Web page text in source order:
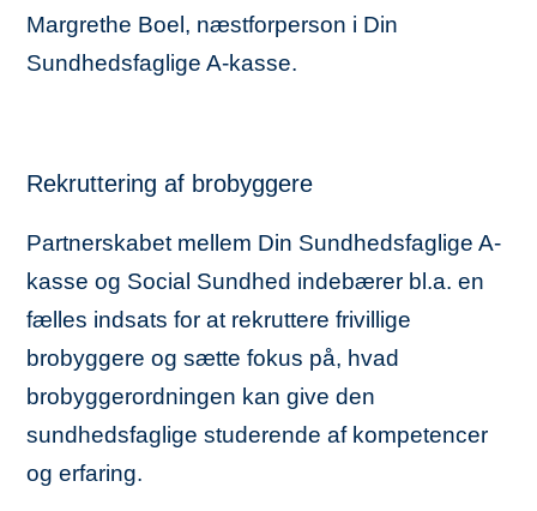
Margrethe Boel, næstforperson i Din
Sundhedsfaglige A-kasse.
Rekruttering af brobyggere
Partnerskabet mellem Din Sundhedsfaglige A-
kasse og Social Sundhed indebærer bl.a. en
fælles indsats for at rekruttere frivillige
brobyggere og sætte fokus på, hvad
brobyggerordningen kan give den
sundhedsfaglige studerende af kompetencer
og erfaring.